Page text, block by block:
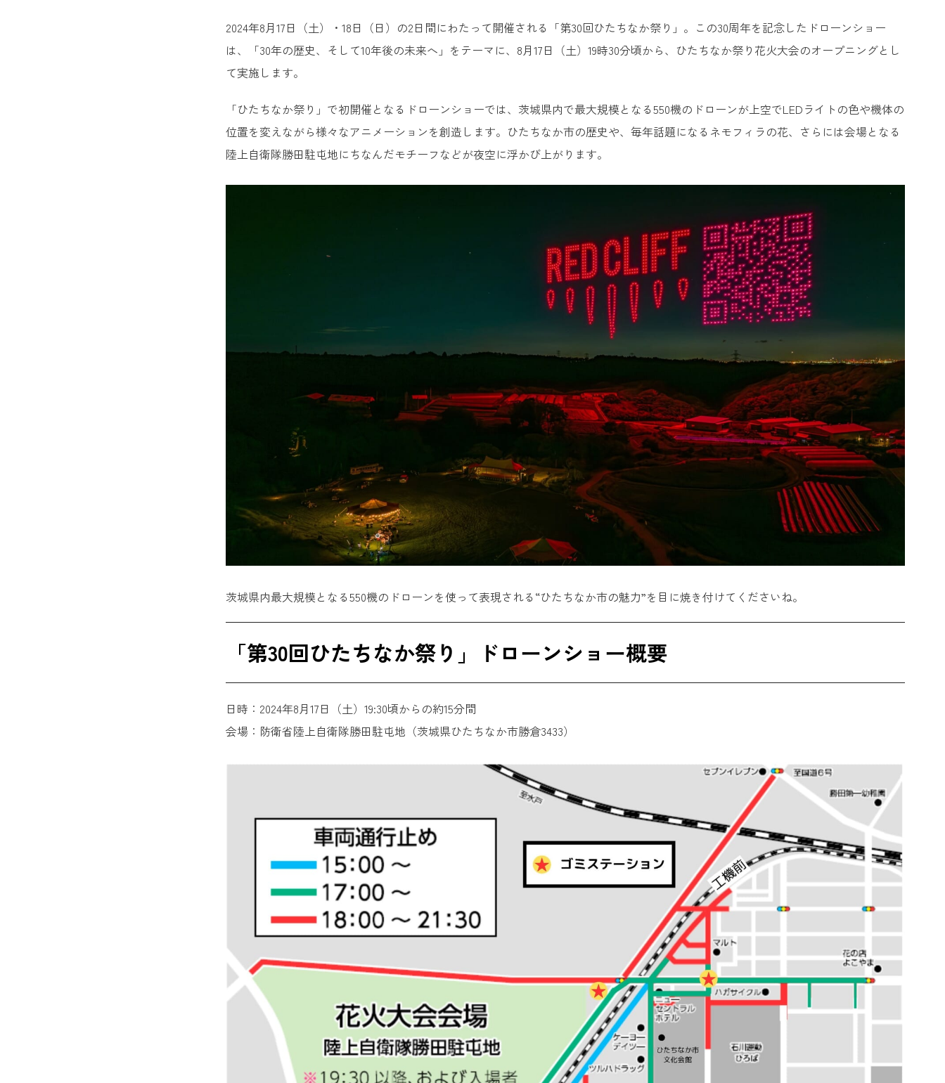
2024年8月17日（土）・18日（日）の2日間にわたって開催される「第30回ひたちなか祭り」。この30周年を記念したドローンショー
は、「30年の歴史、そして10年後の未来へ」をテーマに、8月17日（土）19時30分頃から、ひたちなか祭り花火大会のオープニングとし
て実施します。
「ひたちなか祭り」で初開催となるドローンショーでは、茨城県内で最大規模となる550機のドローンが上空でLEDライトの色や機体の
位置を変えながら様々なアニメーションを創造します。ひたちなか市の歴史や、毎年話題になるネモフィラの花、さらには会場となる
陸上自衛隊勝田駐屯地にちなんだモチーフなどが夜空に浮かび上がります。
茨城県内最大規模となる550機のドローンを使って表現される“ひたちなか市の魅力”を目に焼き付けてくださいね。
「第30回ひたちなか祭り」ドローンショー概要
日時：2024年8月17日（土）19:30頃からの約15分間
会場：防衛省陸上自衛隊勝田駐屯地（茨城県ひたちなか市勝倉3433）